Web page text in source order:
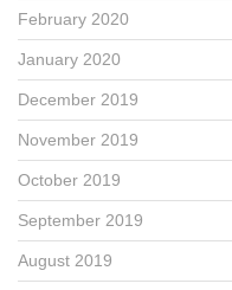
February 2020
January 2020
December 2019
November 2019
October 2019
September 2019
August 2019